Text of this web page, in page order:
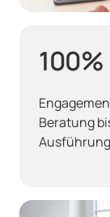
100%
Beratung